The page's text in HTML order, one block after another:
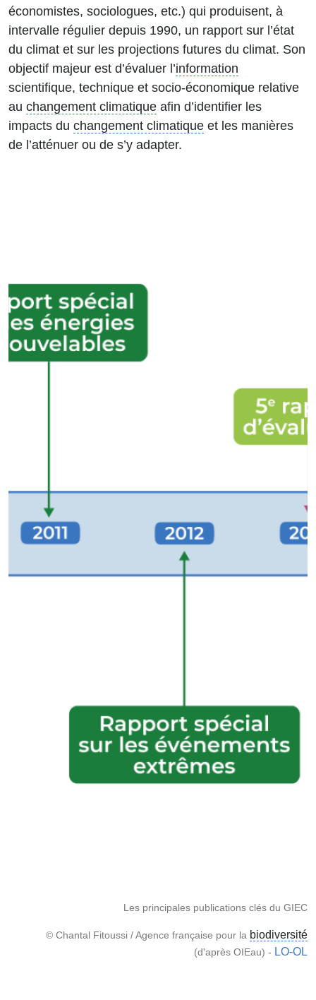
économistes, sociologues, etc.) qui produisent, à
intervalle régulier depuis 1990, un rapport sur l’état
du climat et sur les projections futures du climat. Son
objectif majeur est d’évaluer l’information
scientifique, technique et socio-économique relative
au changement climatique afin d’identifier les
impacts du changement climatique et les manières
de l’atténuer ou de s’y adapter.
Les principales publications clés du GIEC
© Chantal Fitoussi / Agence française pour la biodiversité
(d'après OIEau) - LO-OL